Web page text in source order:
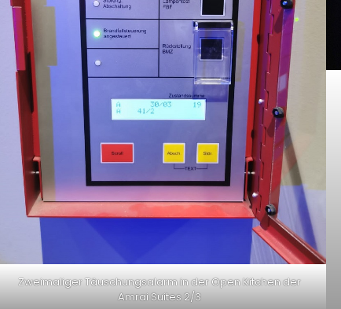
Zweimaliger Täuschungsalarm in der Open Kitchen der
Amrai Suites 2/3